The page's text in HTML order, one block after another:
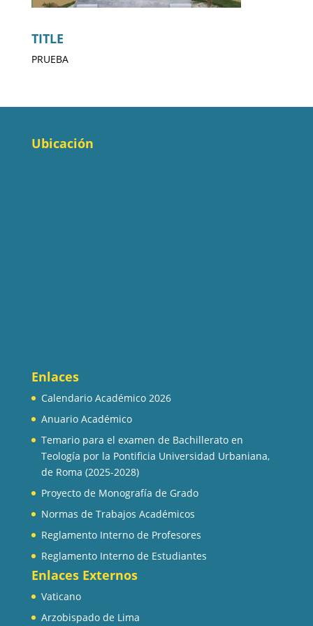
TITLE
PRUEBA
Ubicación
Enlaces
Calendario Académico 2026
Anuario Académico
Temario para el examen de Bachillerato en
Teología por la Pontificia Universidad Urbaniana,
de Roma (2025-2028)
Proyecto de Monografía de Grado
Normas de Trabajos Académicos
Reglamento Interno de Profesores
Reglamento Interno de Estudiantes
Enlaces Externos
Vaticano
Arzobispado de Lima